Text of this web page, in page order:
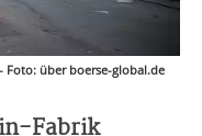
Foto: über boerse-global.de